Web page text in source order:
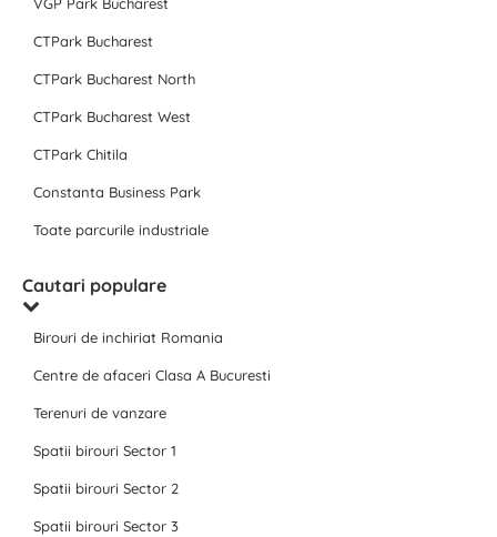
VGP Park Bucharest
CTPark Bucharest
CTPark Bucharest North
CTPark Bucharest West
CTPark Chitila
Constanta Business Park
Toate parcurile industriale
Cautari populare
Birouri de inchiriat Romania
Centre de afaceri Clasa A Bucuresti
Terenuri de vanzare
Spatii birouri Sector 1
Spatii birouri Sector 2
Spatii birouri Sector 3